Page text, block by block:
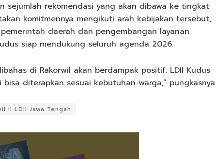
sejumlah rekomendasi yang akan dibawa ke tingkat
komitmennya mengikuti arah kebijakan tersebut,
daerah dan pengembangan layanan
siap mendukung seluruh agenda 2026.
di Rakorwil akan berdampak positif. LDII Kudus
diterapkan sesuai kebutuhan warga,” pungkasnya.
II LDII Jawa Tengah